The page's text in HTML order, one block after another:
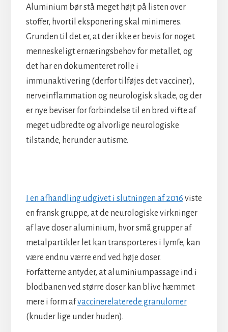
Aluminium bør stå meget højt på listen over
stoffer, hvortil eksponering skal minimeres.
Grunden til det er, at der ikke er bevis for noget
menneskeligt ernæringsbehov for metallet, og
det har en dokumenteret rolle i
immunaktivering (derfor tilføjes det vacciner),
nerveinflammation og neurologisk skade, og der
er nye beviser for forbindelse til en bred vifte af
meget udbredte og alvorlige neurologiske
tilstande, herunder autisme.
I en afhandling udgivet i slutningen af ​​2016 viste
en fransk gruppe, at de neurologiske virkninger
af lave doser aluminium, hvor små grupper af
metalpartikler let kan transporteres i lymfe, kan
være endnu værre end ved høje doser.
Forfatterne antyder, at aluminiumpassage ind i
blodbanen ved større doser kan blive hæmmet
mere i form afvaccinerelaterede granulomer
(knuder lige under huden).